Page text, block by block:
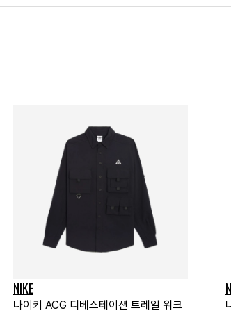
NIKE
나이키 ACG 디베스테이션 트레일 워크